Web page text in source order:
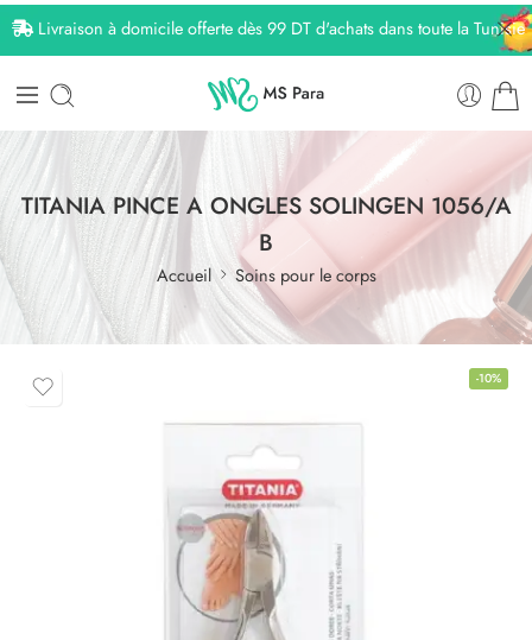
Livraison à domicile offerte dès 99 DT d'achats dans toute la Tunisie
TITANIA PINCE A ONGLES SOLINGEN 1056/A
B
Accueil Soins pour le corps
-10%